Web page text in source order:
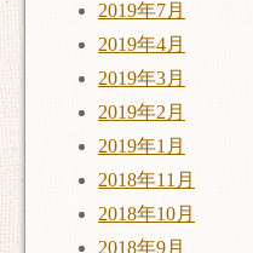
2019年7月
2019年4月
2019年3月
2019年2月
2019年1月
2018年11月
2018年10月
2018年9月